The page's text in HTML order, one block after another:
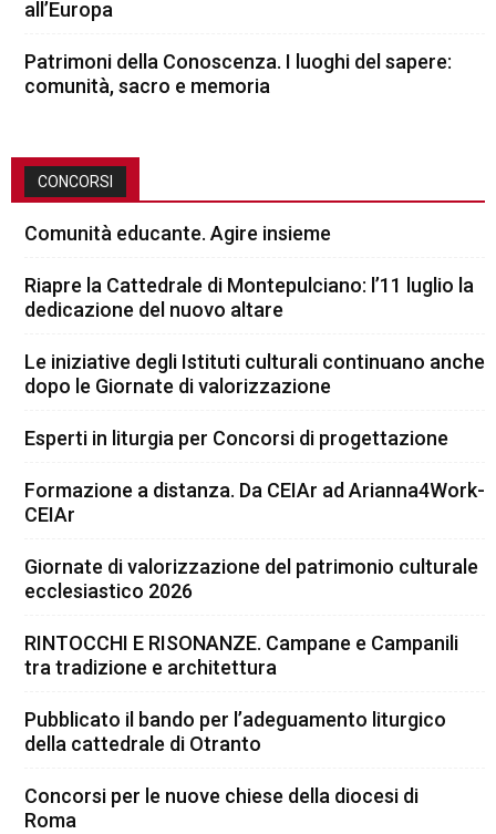
all’Europa
Patrimoni della Conoscenza. I luoghi del sapere:
comunità, sacro e memoria
CONCORSI
Comunità educante. Agire insieme
Riapre la Cattedrale di Montepulciano: l’11 luglio la
dedicazione del nuovo altare
Le iniziative degli Istituti culturali continuano anche
dopo le Giornate di valorizzazione
Esperti in liturgia per Concorsi di progettazione
Formazione a distanza. Da CEIAr ad Arianna4Work-
CEIAr
Giornate di valorizzazione del patrimonio culturale
ecclesiastico 2026
RINTOCCHI E RISONANZE. Campane e Campanili
tra tradizione e architettura
Pubblicato il bando per l’adeguamento liturgico
della cattedrale di Otranto
Concorsi per le nuove chiese della diocesi di
Roma